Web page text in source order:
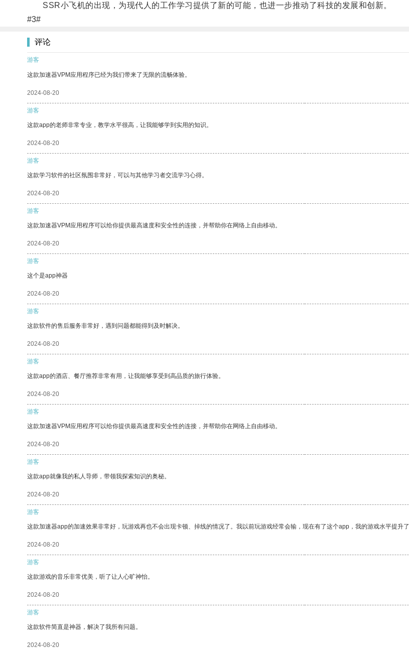
SSR小飞机的出现，为现代人的工作学习提供了新的可能，也进一步推动了科技的发展和创新。
#3#
评论
游客
这款加速器VPM应用程序已经为我们带来了无限的流畅体验。
2024-08-20
游客
这款app的老师非常专业，教学水平很高，让我能够学到实用的知识。
2024-08-20
游客
这款学习软件的社区氛围非常好，可以与其他学习者交流学习心得。
2024-08-20
游客
这款加速器VPM应用程序可以给你提供最高速度和安全性的连接，并帮助你在网络上自由移动。
2024-08-20
游客
这个是app神器
2024-08-20
游客
这款软件的售后服务非常好，遇到问题都能得到及时解决。
2024-08-20
游客
这款app的酒店、餐厅推荐非常有用，让我能够享受到高品质的旅行体验。
2024-08-20
游客
这款加速器VPM应用程序可以给你提供最高速度和安全性的连接，并帮助你在网络上自由移动。
2024-08-20
游客
这款app就像我的私人导师，带领我探索知识的奥秘。
2024-08-20
游客
这款加速器app的加速效果非常好，玩游戏再也不会出现卡顿、掉线的情况了。我以前玩游戏经常会输，现在有了这个app，我的游戏水平提升了
2024-08-20
游客
这款游戏的音乐非常优美，听了让人心旷神怡。
2024-08-20
游客
这款软件简直是神器，解决了我所有问题。
2024-08-20